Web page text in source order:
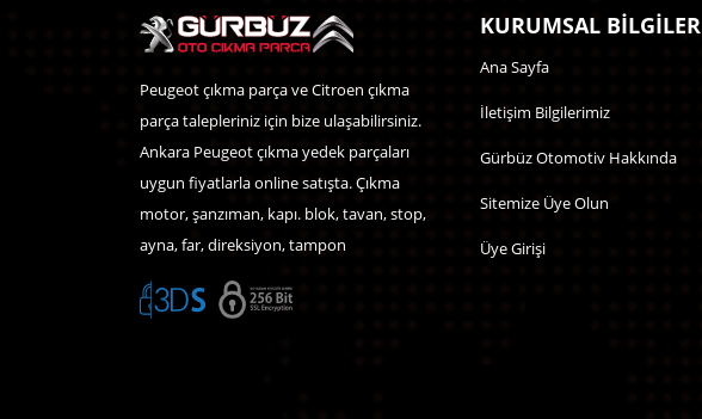
Peugeot çıkma parça ve Citroen çıkma
parça talepleriniz için bize ulaşabilirsiniz.
Ankara Peugeot çıkma yedek parçaları
uygun fiyatlarla online satışta. Çıkma
motor, şanzıman, kapı. blok, tavan, stop,
ayna, far, direksiyon, tampon
KURUMSAL BİLGİLER
Ana Sayfa
İletişim Bilgilerimiz
Gürbüz Otomotiv Hakkında
Sitemize Üye Olun
Üye Girişi